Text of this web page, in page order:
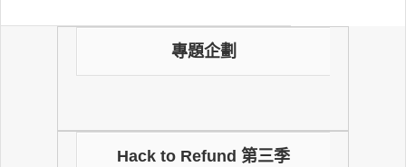
專題企劃
Hack to Refund 第三季